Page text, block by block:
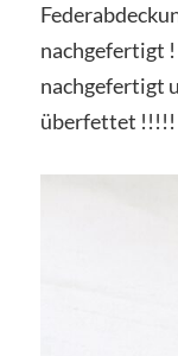
nachgefertigt
nachgefertigt
überfettet !!!!!